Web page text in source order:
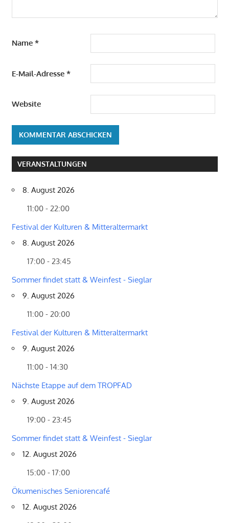
Name *
E-Mail-Adresse *
Website
VERANSTALTUNGEN
8. August 2026
11:00 - 22:00
Festival der Kulturen & Mitteraltermarkt
8. August 2026
17:00 - 23:45
Sommer findet statt & Weinfest - Sieglar
9. August 2026
11:00 - 20:00
Festival der Kulturen & Mitteraltermarkt
9. August 2026
11:00 - 14:30
Nächste Etappe auf dem TROPFAD
9. August 2026
19:00 - 23:45
Sommer findet statt & Weinfest - Sieglar
12. August 2026
15:00 - 17:00
Ökumenisches Seniorencafé
12. August 2026